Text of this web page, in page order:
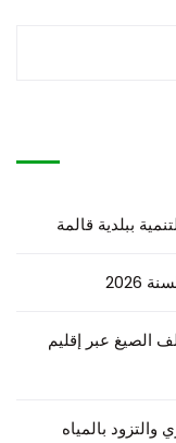
ببلدية قالمة
الصيغ عبر إقليم
بالمياه